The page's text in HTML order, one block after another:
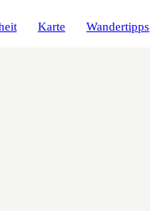
Karte Wandertipps